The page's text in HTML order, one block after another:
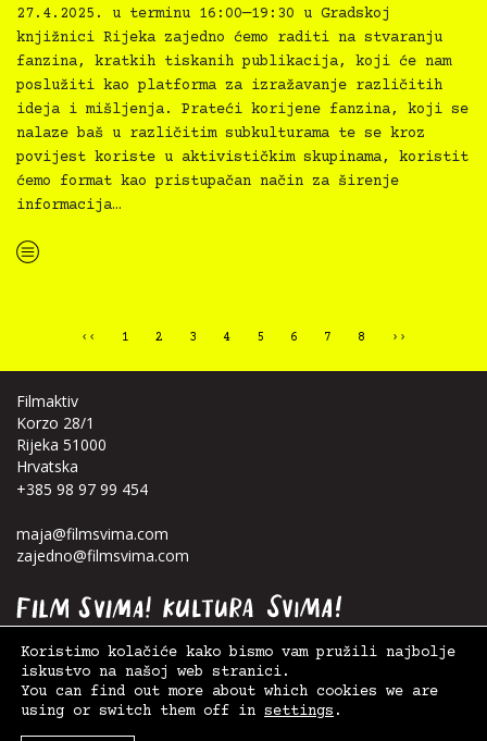
27.4.2025. u terminu 16:00—19:30 u Gradskoj
knjižnici Rijeka zajedno ćemo raditi na stvaranju
fanzina, kratkih tiskanih publikacija, koji će nam
poslužiti kao platforma za izražavanje različitih
ideja i mišljenja. Prateći korijene fanzina, koji se
nalaze baš u različitim subkulturama te se kroz
povijest koriste u aktivističkim skupinama, koristit
ćemo format kao pristupačan način za širenje
informacija…
“Kultura svima svugdje pokreće novi projekt od mladih za sve — inkluZiNE!”
‹‹ 1 2 3 4 5 6 7 8 ››
Filmaktiv
Korzo 28/1
Rijeka 51000
Hrvatska
+385 98 97 99 454
maja@filmsvima.com
zajedno@filmsvima.com
Koristimo kolačiće kako bismo vam pružili najbolje
iskustvo na našoj web stranici.
You can find out more about which cookies we are
using or switch them off in settings .